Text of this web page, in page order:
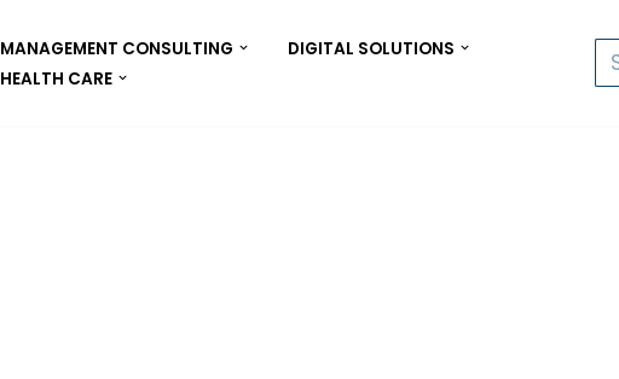
MANAGEMENT CONSULTING
DIGITAL SOLUTIONS
HEALTH CARE